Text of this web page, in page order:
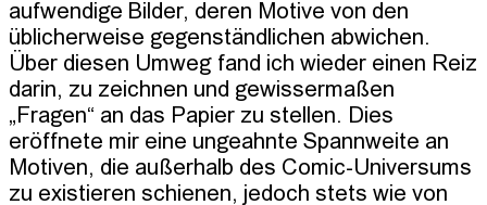
aufwendige Bilder, deren Motive von den
üblicherweise gegenständlichen abwichen.
Über diesen Umweg fand ich wieder einen Reiz
darin, zu zeichnen und gewissermaßen
„Fragen“ an das Papier zu stellen. Dies
eröffnete mir eine ungeahnte Spannweite an
Motiven, die außerhalb des Comic-Universums
zu existieren schienen, jedoch stets wie von